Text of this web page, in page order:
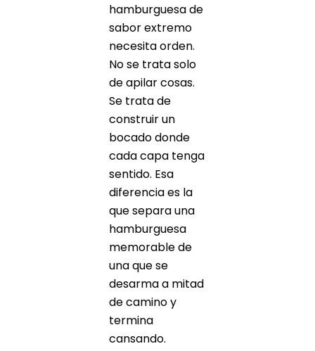
hamburguesa de
sabor extremo
necesita orden.
No se trata solo
de apilar cosas.
Se trata de
construir un
bocado donde
cada capa tenga
sentido. Esa
diferencia es la
que separa una
hamburguesa
memorable de
una que se
desarma a mitad
de camino y
termina
cansando.